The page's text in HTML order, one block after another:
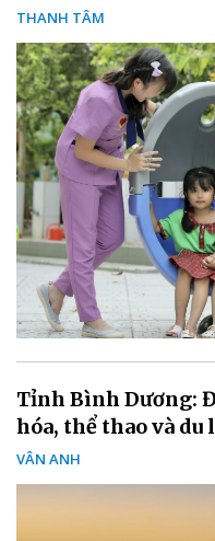
THANH TÂM
Tỉnh Bình Dương:
hóa, thể thao và
VÂN ANH